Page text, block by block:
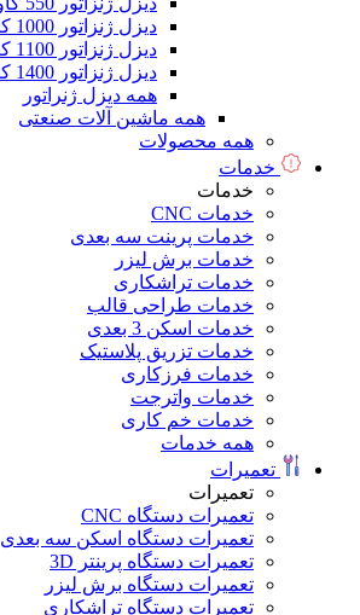
دیزل ژنزاتور 1000 کاوا
دیزل ژنزاتور 1100 کاوا
دیزل ژنزاتور 1400 کاوا
همه دیزل ژنراتور
همه ماشین آلات صنعتی
همه محصولات
خدمات
خدمات
خدمات CNC
خدمات پرینت سه بعدی
خدمات برش لیزر
خدمات تراشکاری
خدمات طراحی قالب
خدمات اسکن 3 بعدی
خدمات تزریق پلاستیک
خدمات فرزکاری
خدمات واترجت
خدمات خم کاری
همه خدمات
تعمیرات
تعمیرات
تعمیرات دستگاه CNC
تعمیرات دستگاه اسکن سه بعدی
تعمیرات دستگاه پرینتر 3D
تعمیرات دستگاه برش لیزر
تعمیرات دستگاه تراشکاری